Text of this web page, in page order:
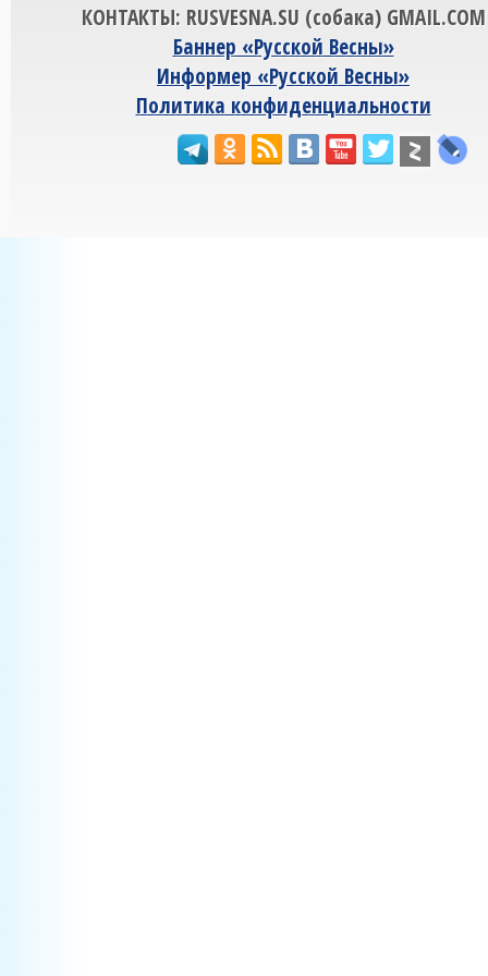
КОНТАКТЫ: RUSVESNA.SU (собака) GMAIL.COM
Баннер «Русской Весны»
Информер «Русской Весны»
Политика конфиденциальности